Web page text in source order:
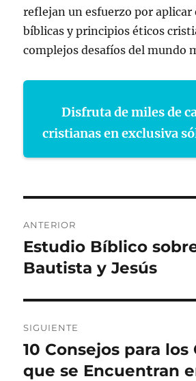
reflejan un esfuerzo por aplicar
bíblicas y principios éticos
complejos desafíos del mundo
Disfruta de miles de
cristianas en exclusiva
de
entradas
ANTERIOR
Entrada
anterior:
Estudio Bíblico
Bautista y Jesús
SIGUIENTE
Entrada
siguiente:
10 Consejos para
que se Encuentran